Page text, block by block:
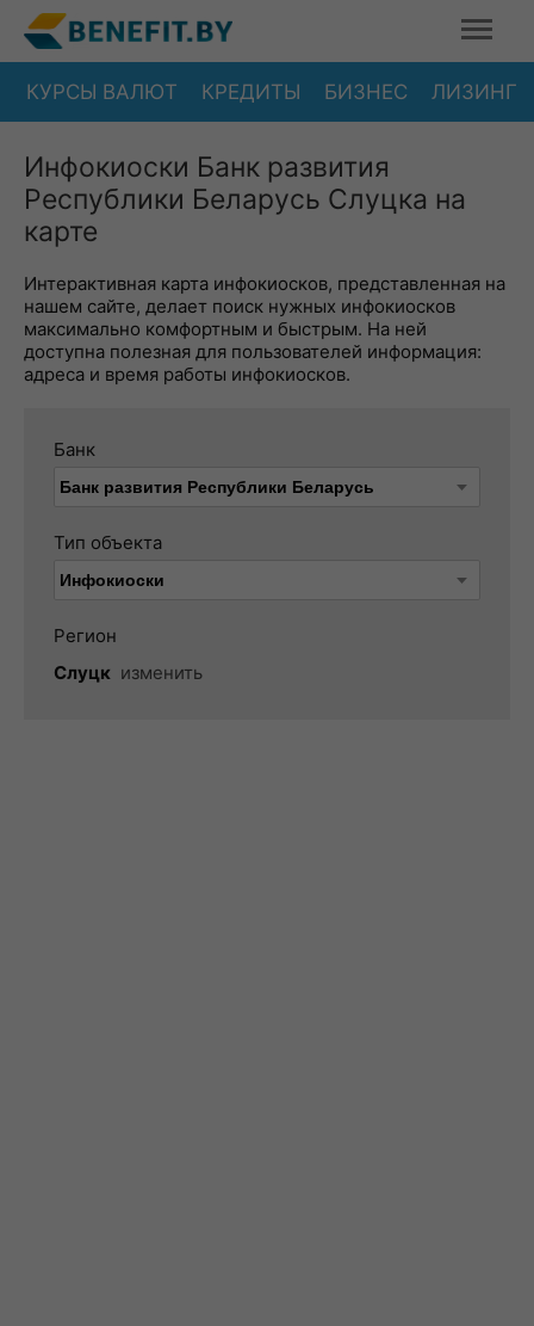
КУРСЫ ВАЛЮТ КРЕДИТЫ БИЗНЕС ЛИЗИНГ
Инфокиоски Банк развития
Республики Беларусь Слуцка на
карте
Интерактивная карта инфокиосков, представленная на
нашем сайте, делает поиск нужных инфокиосков
максимально комфортным и быстрым. На ней
доступна полезная для пользователей информация:
адреса и время работы инфокиосков.
Банк
Тип объекта
Регион
Слуцк изменить